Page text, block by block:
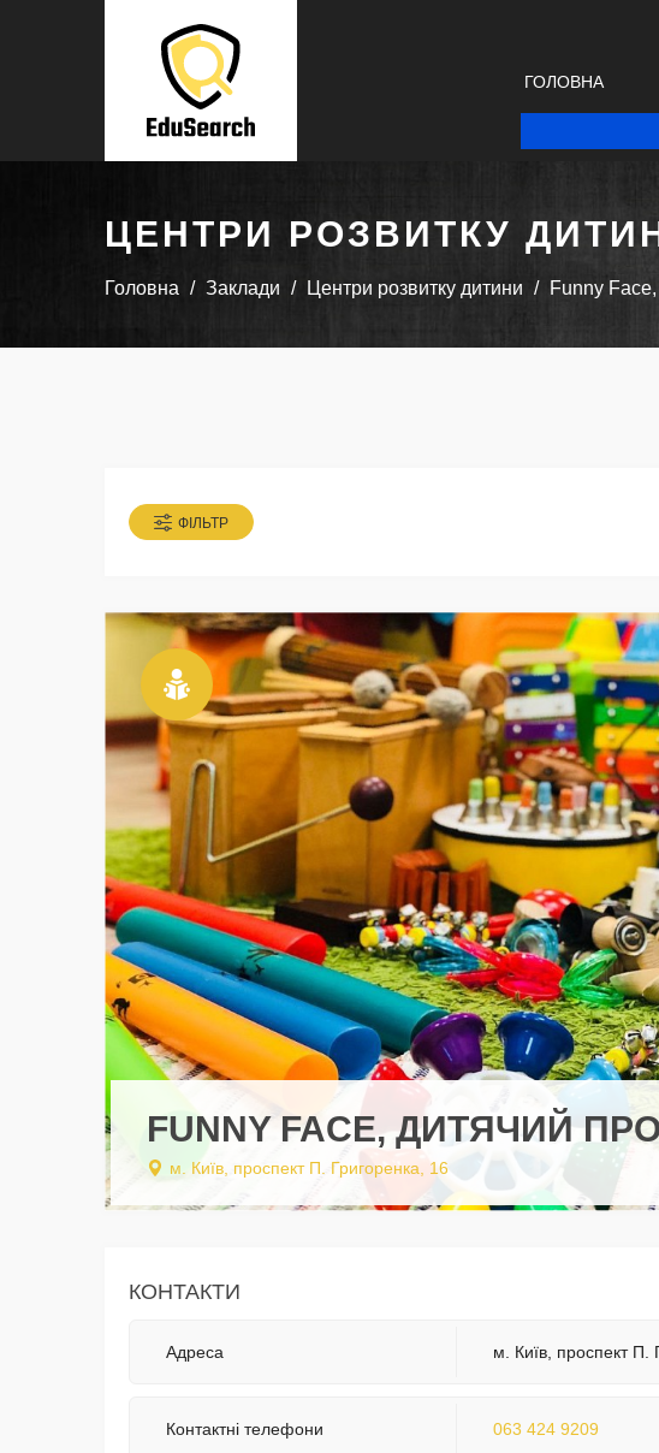
ГОЛОВНА
ЦЕНТРИ РОЗВИТКУ
Головна Заклади Центри розвитку дитини Funny Face,
ФІЛЬТР
FUNNY FACE, ДИТЯЧИЙ
м. Київ, проспект П. Григоренка, 16
КОНТАКТИ
Адреса м. Київ, проспект П.
Контактні телефони 063 424 9209